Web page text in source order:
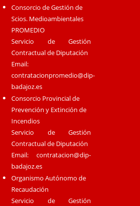
Consorcio de Gestión de
Scios. Medioambientales
PROMEDIO
Servicio de Gestión
Contractual de Diputación
Email:
contratacionpromedio@dip-
badajoz.es
Consorcio Provincial de
Prevención y Extinción de
Incendios
Servicio de Gestión
Contractual de Diputación
Email:contratacion@dip-
badajoz.es
Organismo Autónomo de
Recaudación
Servicio de Gestión